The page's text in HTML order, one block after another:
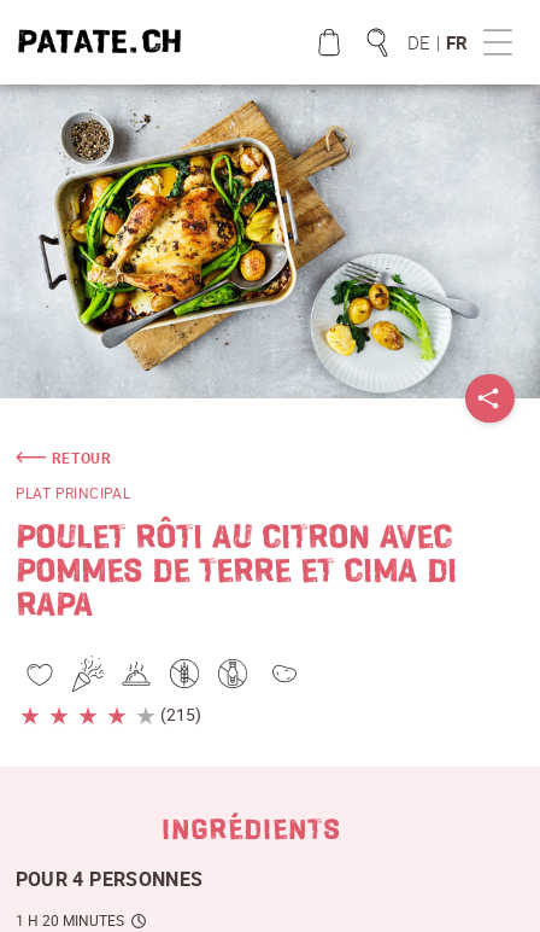
DE | FR
RETOUR
PLAT PRINCIPAL
POULET RÔTI AU CITRON AVEC
POMMES DE TERRE ET CIMA DI
RAPA
★ ★ ★ ★ ★ (215)
INGRÉDIENTS
POUR 4 PERSONNES
1 H 20 MINUTES
QUE CHERCHEZ VOUS?